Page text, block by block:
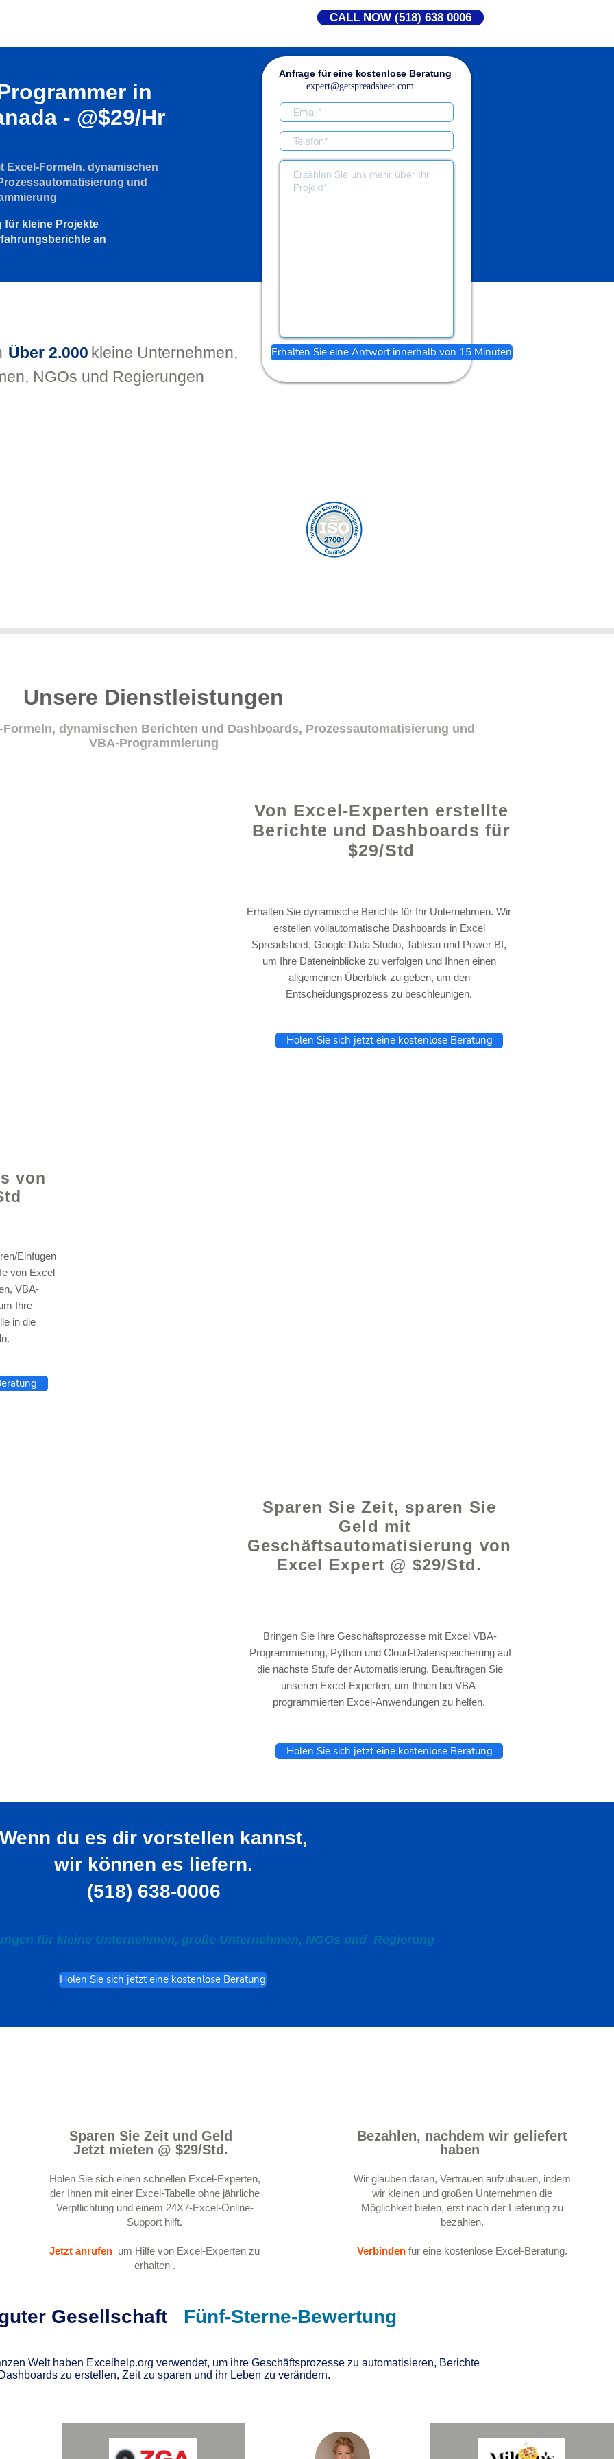
CALL NOW (518) 638 0006
in
- @$29/Hr
Excel-Formeln, dynamischen
und
für kleine Projekte
an
Über 2.000 kleine Unternehmen,
NGOs und Regierungen
Anfrage für eine kostenlose Beratung
expert@getspreadsheet.com
Erhalten Sie eine Antwort innerhalb von 15 Minuten
Unsere Dienstleistungen
dynamischen Berichten und Dashboards, Prozessautomatisierung und
VBA-Programmierung
Von Excel-Experten erstellte
Berichte und Dashboards für
$29/Std
Erhalten Sie dynamische Berichte für Ihr Unternehmen. Wir
erstellen vollautomatische Dashboards in Excel
Spreadsheet, Google Data Studio, Tableau und Power BI,
um Ihre Dateneinblicke zu verfolgen und Ihnen einen
allgemeinen Überblick zu geben, um den
Entscheidungsprozess zu beschleunigen.
Holen Sie sich jetzt eine kostenlose Beratung
von
Einfügen
von Excel
VBA-
Ihre
in die
Sparen Sie Zeit, sparen Sie
Geld mit
Geschäftsautomatisierung von
Excel Expert @ $29/Std.
Bringen Sie Ihre Geschäftsprozesse mit Excel VBA-
Programmierung, Python und Cloud-Datenspeicherung auf
die nächste Stufe der Automatisierung. Beauftragen Sie
unseren Excel-Experten, um Ihnen bei VBA-
programmierten Excel-Anwendungen zu helfen.
Holen Sie sich jetzt eine kostenlose Beratung
Wenn du es dir vorstellen kannst,
wir können es liefern.
(518) 638-0006
für kleine Unternehmen, große Unternehmen, NGOs und Regierung
Holen Sie sich jetzt eine kostenlose Beratung
Sparen Sie Zeit und Geld
Jetzt mieten @ $29/Std.
Holen Sie sich einen schnellen Excel-Experten,
der Ihnen mit einer Excel-Tabelle ohne jährliche
Verpflichtung und einem 24X7-Excel-Online-
Support hilft.
Jetzt anrufen um Hilfe von Excel-Experten zu
erhalten .
Bezahlen, nachdem wir geliefert
haben
Wir glauben daran, Vertrauen aufzubauen, indem
wir kleinen und großen Unternehmen die
Möglichkeit bieten, erst nach der Lieferung zu
bezahlen.
Verbinden für eine kostenlose Excel-Beratung.
Gesellschaft Fünf-Sterne-Bewertung
Welt haben Excelhelp.org verwendet, um ihre Geschäftsprozesse zu automatisieren, Berichte
zu erstellen, Zeit zu sparen und ihr Leben zu verändern.